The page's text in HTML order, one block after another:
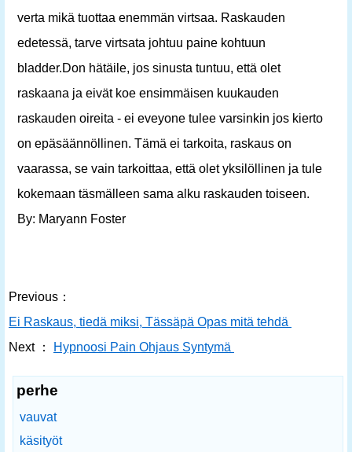
verta mikä tuottaa enemmän virtsaa. Raskauden
edetessä, tarve virtsata johtuu paine kohtuun
bladder.Don hätäile, jos sinusta tuntuu, että olet
raskaana ja eivät koe ensimmäisen kuukauden
raskauden oireita - ei eveyone tulee varsinkin jos kierto
on epäsäännöllinen. Tämä ei tarkoita, raskaus on
vaarassa, se vain tarkoittaa, että olet yksilöllinen ja tule
kokemaan täsmälleen sama alku raskauden toiseen.
By: Maryann Foster
Previous：
Ei Raskaus, tiedä miksi, Tässäpä Opas mitä tehdä
Next ：
Hypnoosi Pain Ohjaus Syntymä
perhe
vauvat
käsityöt